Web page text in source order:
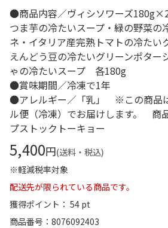
●商品内容／ヴィシソワーズ
つま芋の冷たいスープ・緑の野菜の
ネ・イタリア産完熟トマトの冷たい
えんどう豆の冷たいグリーンポター
ゃの冷たいスープ 各180g
●賞味期間／冷凍で1年
●アレルギー／「乳」 ※この商品
ル便（冷凍）でお届けします。 商
プストックトーキョー
5,400円(送料・税込)
※軽減税率対象
配送先が限られている商品です。
獲得ポイント： 54 pt
商品番号
8076092403